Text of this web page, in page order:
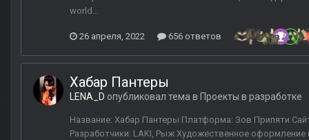
world...
26 апреля, 2022 656 ответов
Хабар Пантеры
LENA_D опубликовал тема в Проекты в разработке
Название: Хабар Пантеры Платформа: Зов Припяти
Разработчики: LAKI, Рыж Художественное